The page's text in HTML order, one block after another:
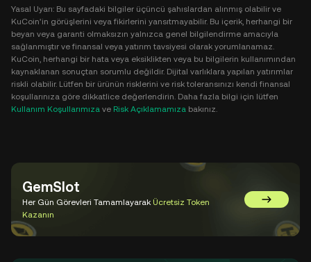
Yasal Uyarı: Bu sayfadaki bilgiler üçüncü şahıslardan alınmış olabilir ve
KuCoin'in görüşlerini veya fikirlerini yansıtmayabilir. Bu içerik, herhangi bir
beyan veya garanti olmaksızın yalnızca genel bilgilendirme amacıyla
sağlanmıştır ve finansal veya yatırım tavsiyesi olarak yorumlanamaz.
KuCoin, herhangi bir hata veya eksiklikten veya bu bilgilerin kullanımından
kaynaklanan sonuçtan sorumlu değildir. Dijital varlıklara yapılan yatırımlar
riskli olabilir. Lütfen bir ürünün risklerini ve risk toleransınızı kendi finansal
koşullarınıza göre dikkatlice değerlendirin. Daha fazla bilgi için lütfen
Kullanım Koşullarımıza ve Risk Açıklamamıza bakınız.
GemSlot
Her Gün Görevleri Tamamlayarak Ücretsiz Token
Kazanın